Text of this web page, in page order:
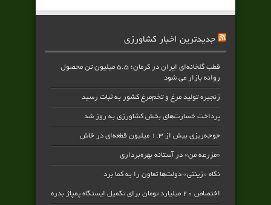
جدیدترین اخبار کشاورزی
قطب گلخانه‌ای ایران در کرمان؛ ۵.۵ میلیون تن محصول
روانه بازار می شود
زنجیره تولید مرغ و تخم‌مرغ کشور به ثبات رسید
پرداخت خسارت‌های بخش کشاورزی به‌ روز شد
جوجه‌ریزی بیش از ۱.۳ میلیون قطعه‌ای در خاش
«مزرعه من» در آستانه بهره‌برداری
نگاه «زینتی» دولت‌ها تعاون را به کما برد
اختصاص ۲۰ میلیارد تومان برای تکمیل ایستگاه پمپاژ بدره